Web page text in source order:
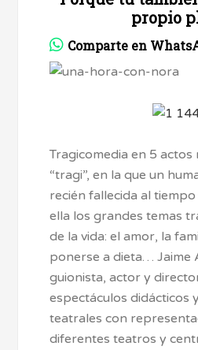
propio
Comparte en
Tragicomedia en 5 actos
“tragi”, en la que un
recién fallecida al
ella los grandes temas
de la vida: el amor, la
ponerse a dieta… Jaime
guionista, actor y
espectáculos didácticos
teatrales con
diferentes teatros y